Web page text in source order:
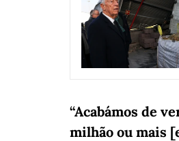
“Acabámos de
milhão ou mais